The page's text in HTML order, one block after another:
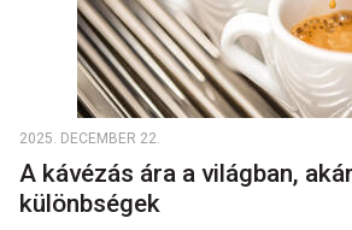
2025. DECEMBER 22.
A kávézás ára a világban,
különbségek